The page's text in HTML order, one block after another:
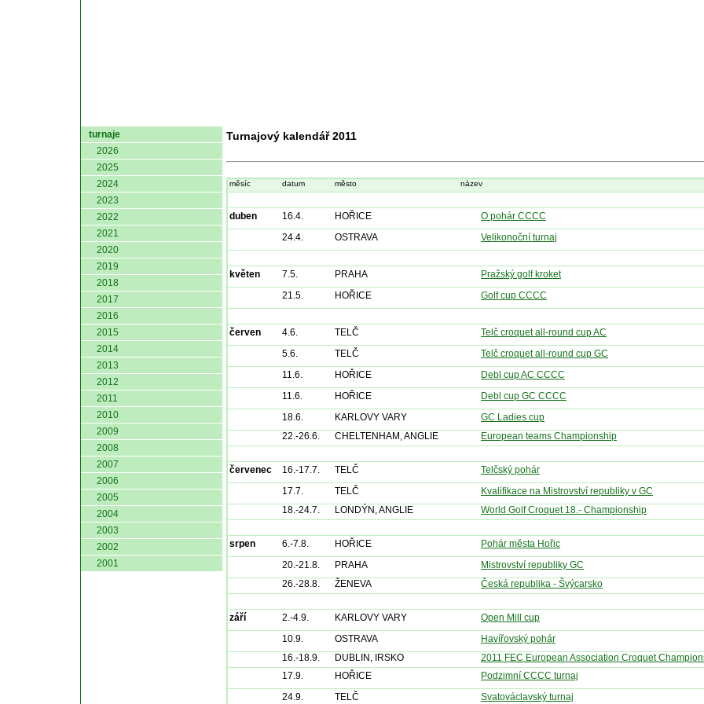
turnaje
2026
2025
2024
2023
2022
2021
2020
2019
2018
2017
2016
2015
2014
2013
2012
2011
2010
2009
2008
2007
2006
2005
2004
2003
2002
2001
Turnajový kalendář 2011
měsíc datum město název
duben 16.4. HOŘICE
O pohár CCCC
24.4.
OSTRAVA Velikonoční turnaj
květen 7.5. PRAHA
Pražský golf kroket
21.5.
HOŘICE Golf cup CCCC
červen 4.6. TELČ
Telč croquet all-round cup AC
5.6.
TELČ
Telč croquet all-round cup GC
11.6.
HOŘICE
Debl cup AC CCCC
11.6.
HOŘICE
Debl cup GC CCCC
18.6.
KARLOVY VARY
GC Ladies cup
22.-26.6.
CHELTENHAM, ANGLIE European teams Championship
červenec 16.-17.7. TELČ
Telčský pohár
17.7.
TELČ
Kvalifikace na Mistrovství republiky v GC
18.-24.7.
LONDÝN, ANGLIE World Golf Croquet 18.- Championship
srpen 6.-7.8. HOŘICE
Pohár města Hořic
20.-21.8.
PRAHA
Mistrovství republiky GC
26.-28.8.
ŽENEVA Česká republika - Švýcarsko
září 2.-4.9. KARLOVY VARY
Open Mill cup
10.9.
OSTRAVA
Havířovský pohár
16.-18.9.
DUBLIN, IRSKO
2011 FEC European Association Croquet
17.9.
HOŘICE
Podzimní CCCC turnaj
24.9.
TELČ Svatováclavský turnaj